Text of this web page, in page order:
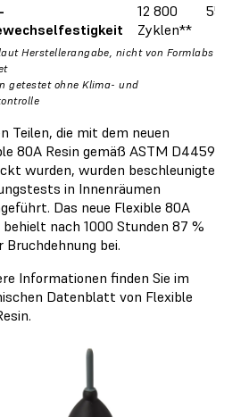
12 800
Zyklen**
556
Herstellerangabe, nicht von Formlabs
getestet ohne Klima- und
Teilen, die mit dem neuen
80A Resin gemäß ASTM D4459
wurden, wurden beschleunigte
in Innenräumen
Das neue Flexible 80A
behielt nach 1000 Stunden 87 %
Bruchdehnung bei.
Informationen finden Sie im
Datenblatt von Flexible